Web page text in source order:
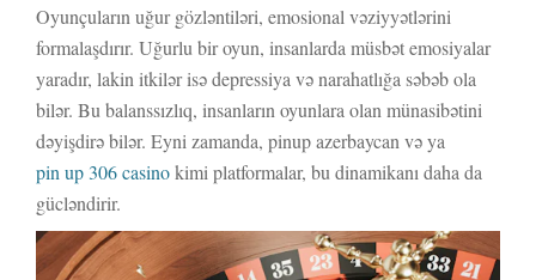
Oyunçuların uğur gözləntiləri, emosional vəziyyətlərini
formalaşdırır. Uğurlu bir oyun, insanlarda müsbət emosiyalar
yaradır, lakin itkilər isə depressiya və narahatlığa səbəb ola
bilər. Bu balanssızlıq, insanların oyunlara olan münasibətini
dəyişdirə bilər. Eyni zamanda, pinup azerbaycan və ya
pin up 306 casinokimi platformalar, bu dinamikanı daha da
gücləndirir.